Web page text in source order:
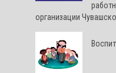
организации